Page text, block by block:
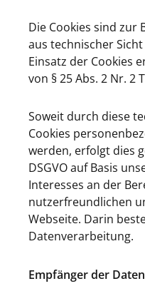
Die Cookies sind zur
aus technischer
Einsatz der Cookies
von § 25 Abs. 2 Nr. 2
Soweit durch diese
Cookies
werden, erfolgt dies
DSGVO auf Basis
Interesses an der
nutzerfreundlichen
Webseite. Darin
Datenverarbeitung.
Empfänger der Daten